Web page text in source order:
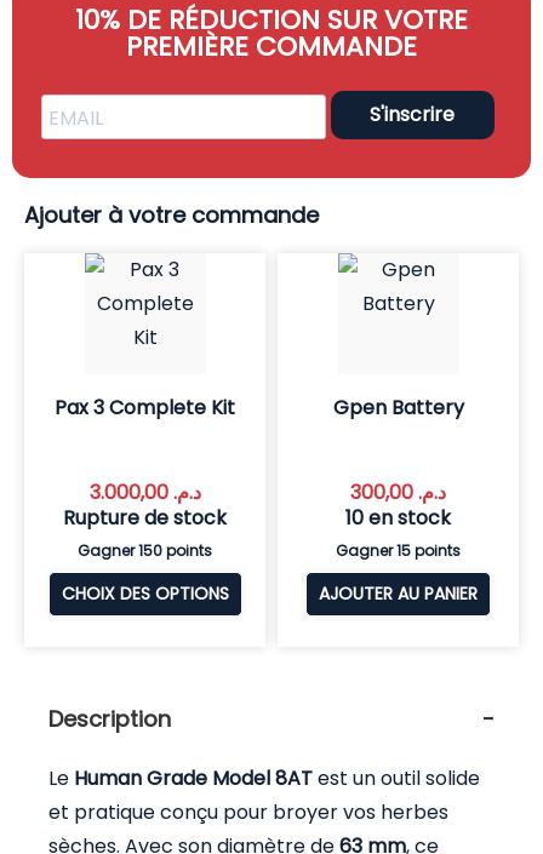
10% DE RÉDUCTION SUR VOTRE
PREMIÈRE COMMANDE
S'inscrire
Ajouter à votre commande
Pax 3 Complete Kit
د.م.3.000,00
Rupture de stock
Gagner 150 points
CHOIX DES OPTIONS
Gpen Battery
د.م.
10 en stock
Gagner 15 points
AJOUTER AU PANIER
Description
Le Human Grade Model 8ATest un outil solide
et pratique conçu pour broyer vos herbes
sèches. Avec son diamètre de63 mm, ce